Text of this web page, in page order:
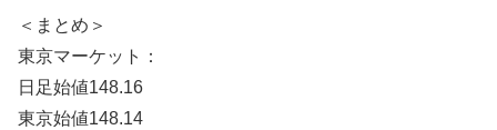
＜まとめ＞
東京マーケット：
日足始値148.16
東京始値148.14